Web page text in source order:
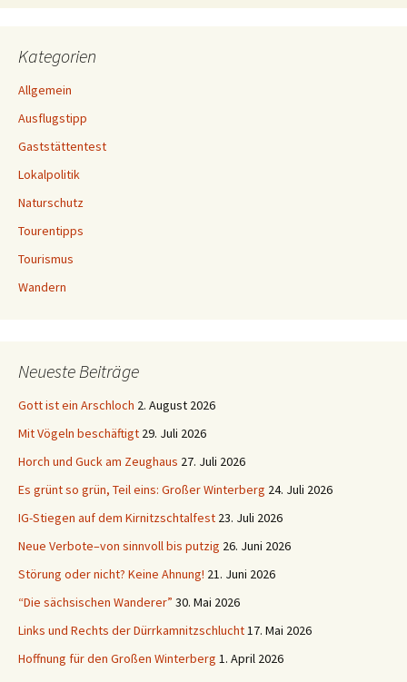
Kategorien
Allgemein
Ausflugstipp
Gaststättentest
Lokalpolitik
Naturschutz
Tourentipps
Tourismus
Wandern
Neueste Beiträge
Gott ist ein Arschloch 2. August 2026
Mit Vögeln beschäftigt 29. Juli 2026
Horch und Guck am Zeughaus 27. Juli 2026
Es grünt so grün, Teil eins: Großer Winterberg 24. Juli 2026
IG-Stiegen auf dem Kirnitzschtalfest 23. Juli 2026
Neue Verbote–von sinnvoll bis putzig 26. Juni 2026
Störung oder nicht? Keine Ahnung! 21. Juni 2026
“Die sächsischen Wanderer” 30. Mai 2026
Links und Rechts der Dürrkamnitzschlucht17. Mai 2026
Hoffnung für den Großen Winterberg 1. April 2026